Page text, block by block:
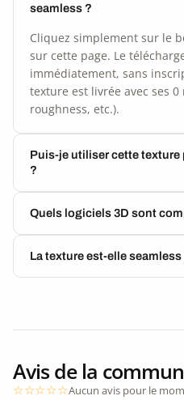
seamless ?
Cliquez simplement sur le
sur cette page. Le
immédiatement, sans
texture est livrée avec ses
roughness, etc.).
Puis-je utiliser cette
?
Quels logiciels 3D sont
La texture est-elle
Avis de la
Aucun avis pour le